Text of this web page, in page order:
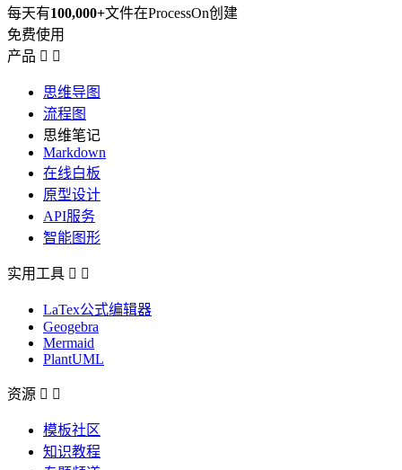
每天有100,000+文件在ProcessOn创建
免费使用
产品  
思维导图
流程图
思维笔记
Markdown
在线白板
原型设计
API服务
智能图形
实用工具  
LaTex公式编辑器
Geogebra
Mermaid
PlantUML
资源  
模板社区
知识教程